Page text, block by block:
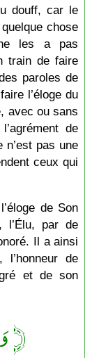
douff, car le
chose
les a pas
train de faire
paroles de
l’éloge du
avec ou sans
de
n’est pas une
ceux qui
de Son
l’Élu, par de
Il a ainsi
l’honneur de
et de son
﴿